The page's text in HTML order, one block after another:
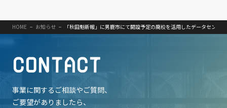
HOME お知らせ 「秋田魁新報」に男鹿市にて開設予定の廃校を活用したデータセンタ
CONTACT
事業に関するご相談やご質問、
ご要望がありましたら、